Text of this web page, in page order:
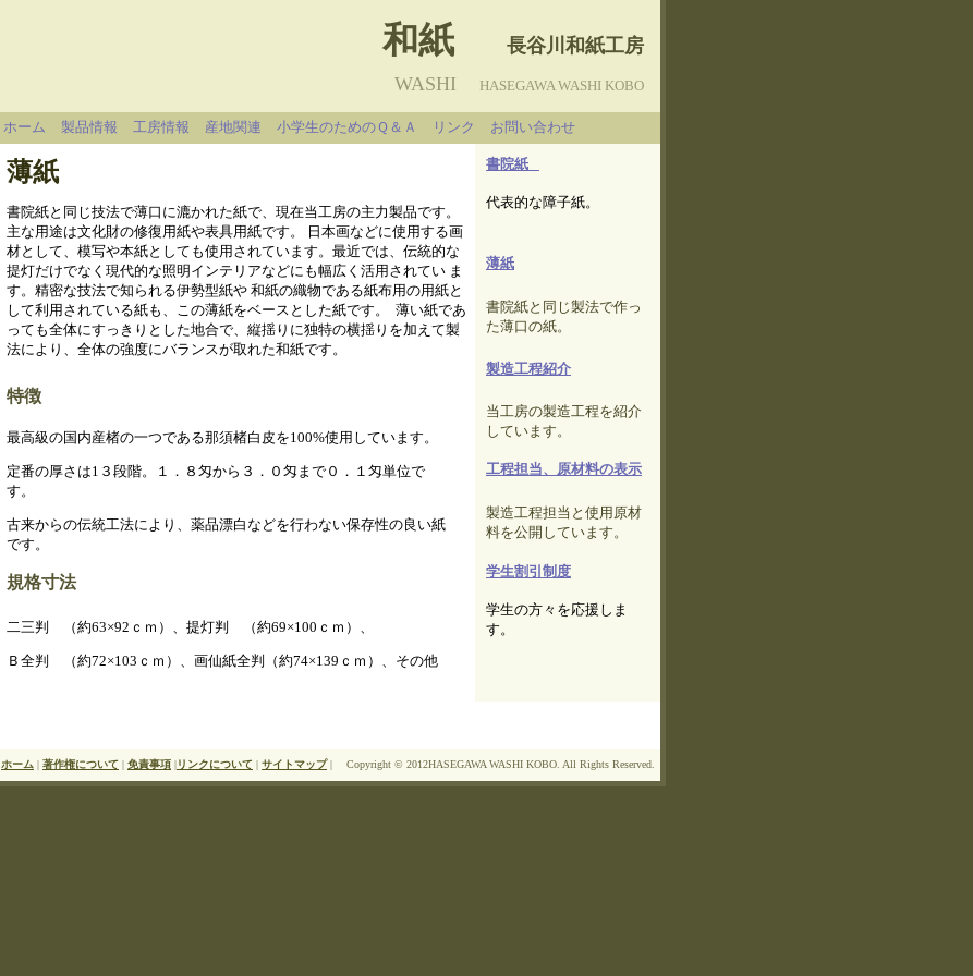
和紙
長谷川和紙工房
WASHI
HASEGAWA WASHI KOBO
ホーム 製品情報 工房情報 産地関連 小学生のためのＱ＆Ａ リンク お問い合わせ
薄紙
書院紙と同じ技法で薄口に漉かれた紙で、現在当工房の主力製品です。
主な用途は文化財の修復用紙や表具用紙です。 日本画などに使用する画
材として、模写や本紙としても使用されています。最近では、伝統的な
提灯だけでなく現代的な照明インテリアなどにも幅広く活用されてい ま
す。精密な技法で知られる伊勢型紙や 和紙の織物である紙布用の用紙と
して利用されている紙も、この薄紙をベースとした紙です。
薄い紙であ
っても全体にすっきりとした地合で、縦揺りに独特の横揺りを加えて製
法により、全体の強度にバランスが取れた和紙です。
特徴
最高級の国内産楮の一つである那須楮白皮を100%使用しています。
定番の厚さは1３段階。１．８匁から３．０匁まで０．１匁単位で
す。
古来からの伝統工法により、薬品漂白などを行わない保存性の良い紙
です。
規格寸法
二三判 （約63×92ｃｍ）、提灯判 （約69×100ｃｍ）、
Ｂ全判 （約72×103ｃｍ）、画仙紙全判（約74×139ｃｍ）、その他
書院紙
代表的な障子紙。
薄紙
書院紙と同じ製法で作っ
た薄口の紙。
製造工程紹介
当工房の製造工程を紹介
しています。
工程担当、原材料の表示
製造工程担当と使用原材
料を公開しています。
学生割引制度
学生の方々を応援しま
す。
Copyright © 2012HASEGAWA WASHI KOBO. All Rights Reserved.
ホーム 著作権について 免責事項 リンクについて サイトマップ